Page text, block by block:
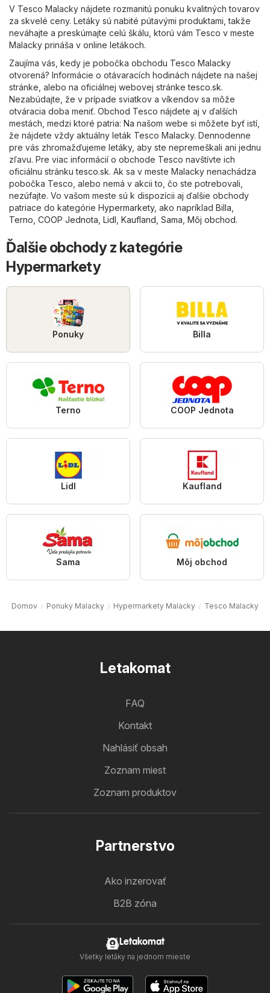
V Tesco Malacky nájdete rozmanitú ponuku kvalitných tovarov
za skvelé ceny. Letáky sú nabité pútavými produktami, takže
neváhajte a preskúmajte celú škálu, ktorú vám Tesco v meste
Malacky prináša v online letákoch.
Zaujíma vás, kedy je pobočka obchodu Tesco Malacky
otvorená? Informácie o otávaracích hodinách nájdete na našej
stránke, alebo na oficiálnej webovej stránketesco.sk.
Nezabúdajte, že v prípade sviatkov a víkendov sa môže
otváracia doba meniť. Obchod Tesco nájdete aj v ďalších
mestách, medzi ktoré patria: Na našom webe si môžete byť istí,
že nájdete vždy aktuálny leták Tesco Malacky. Dennodenne
pre vás zhromažďujeme letáky, aby ste nepremeškali ani jednu
zľavu. Pre viac informácií o obchode Tesco navštívte ich
oficiálnu stránkutesco.sk. Ak sa v meste Malacky nenachádza
pobočka Tesco, alebo nemá v akcii to, čo ste potrebovali,
nezúfajte. Vo vašom meste sú k dispozícii aj ďalšie obchody
patriace do kategórie Hypermarkety, ako napríklad Billa
Terno COOP Jednota Lidl Kaufland Sama Môj obchod.
Ďalšie obchody z kategórie
Hypermarkety
Ponuky Billa
Terno COOP Jednota
Lidl Kaufland
Sama Môj obchod
Domov Ponuky Malacky Hypermarkety Malacky Tesco Malacky
Letakomat
FAQ
Kontakt
Nahlásiť obsah
Zoznam miest
Zoznam produktov
Partnerstvo
Ako inzerovať
B2B zóna
Letakomat
Všetky letáky na jednom mieste